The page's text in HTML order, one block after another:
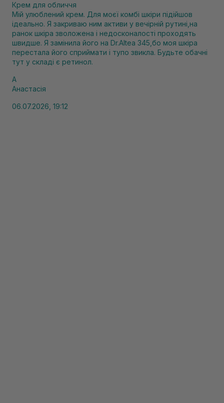
Крем для обличчя
Мій улюблений крем. Для моєї комбі шкіри підійшов
ідеально. Я закриваю ним активи у вечірній рутині,на
ранок шкіра зволожена і недосконалості проходять
швидше. Я замінила його на Dr.Altea 345,бо моя шкіра
перестала його сприймати і тупо звикла. Будьте обачні
тут у складі є ретинол.
А
Анастасія
06.07.2026, 19:12